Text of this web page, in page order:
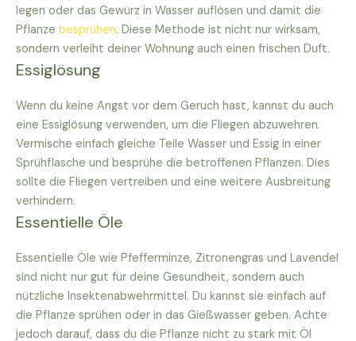
legen oder das Gewürz in Wasser auflösen und damit die
Pflanze besprühen. Diese Methode ist nicht nur wirksam,
sondern verleiht deiner Wohnung auch einen frischen Duft.
Essiglösung
Wenn du keine Angst vor dem Geruch hast, kannst du auch
eine Essiglösung verwenden, um die Fliegen abzuwehren.
Vermische einfach gleiche Teile Wasser und Essig in einer
Sprühflasche und besprühe die betroffenen Pflanzen. Dies
sollte die Fliegen vertreiben und eine weitere Ausbreitung
verhindern.
Essentielle Öle
Essentielle Öle wie Pfefferminze, Zitronengras und Lavendel
sind nicht nur gut für deine Gesundheit, sondern auch
nützliche Insektenabwehrmittel. Du kannst sie einfach auf
die Pflanze sprühen oder in das Gießwasser geben. Achte
jedoch darauf, dass du die Pflanze nicht zu stark mit Öl